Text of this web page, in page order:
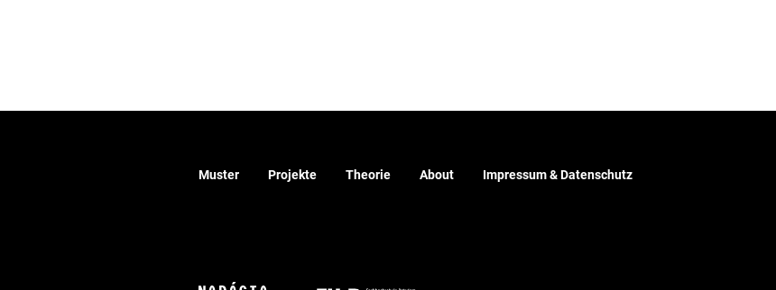
Muster Projekte Theorie About Impressum & Datenschutz